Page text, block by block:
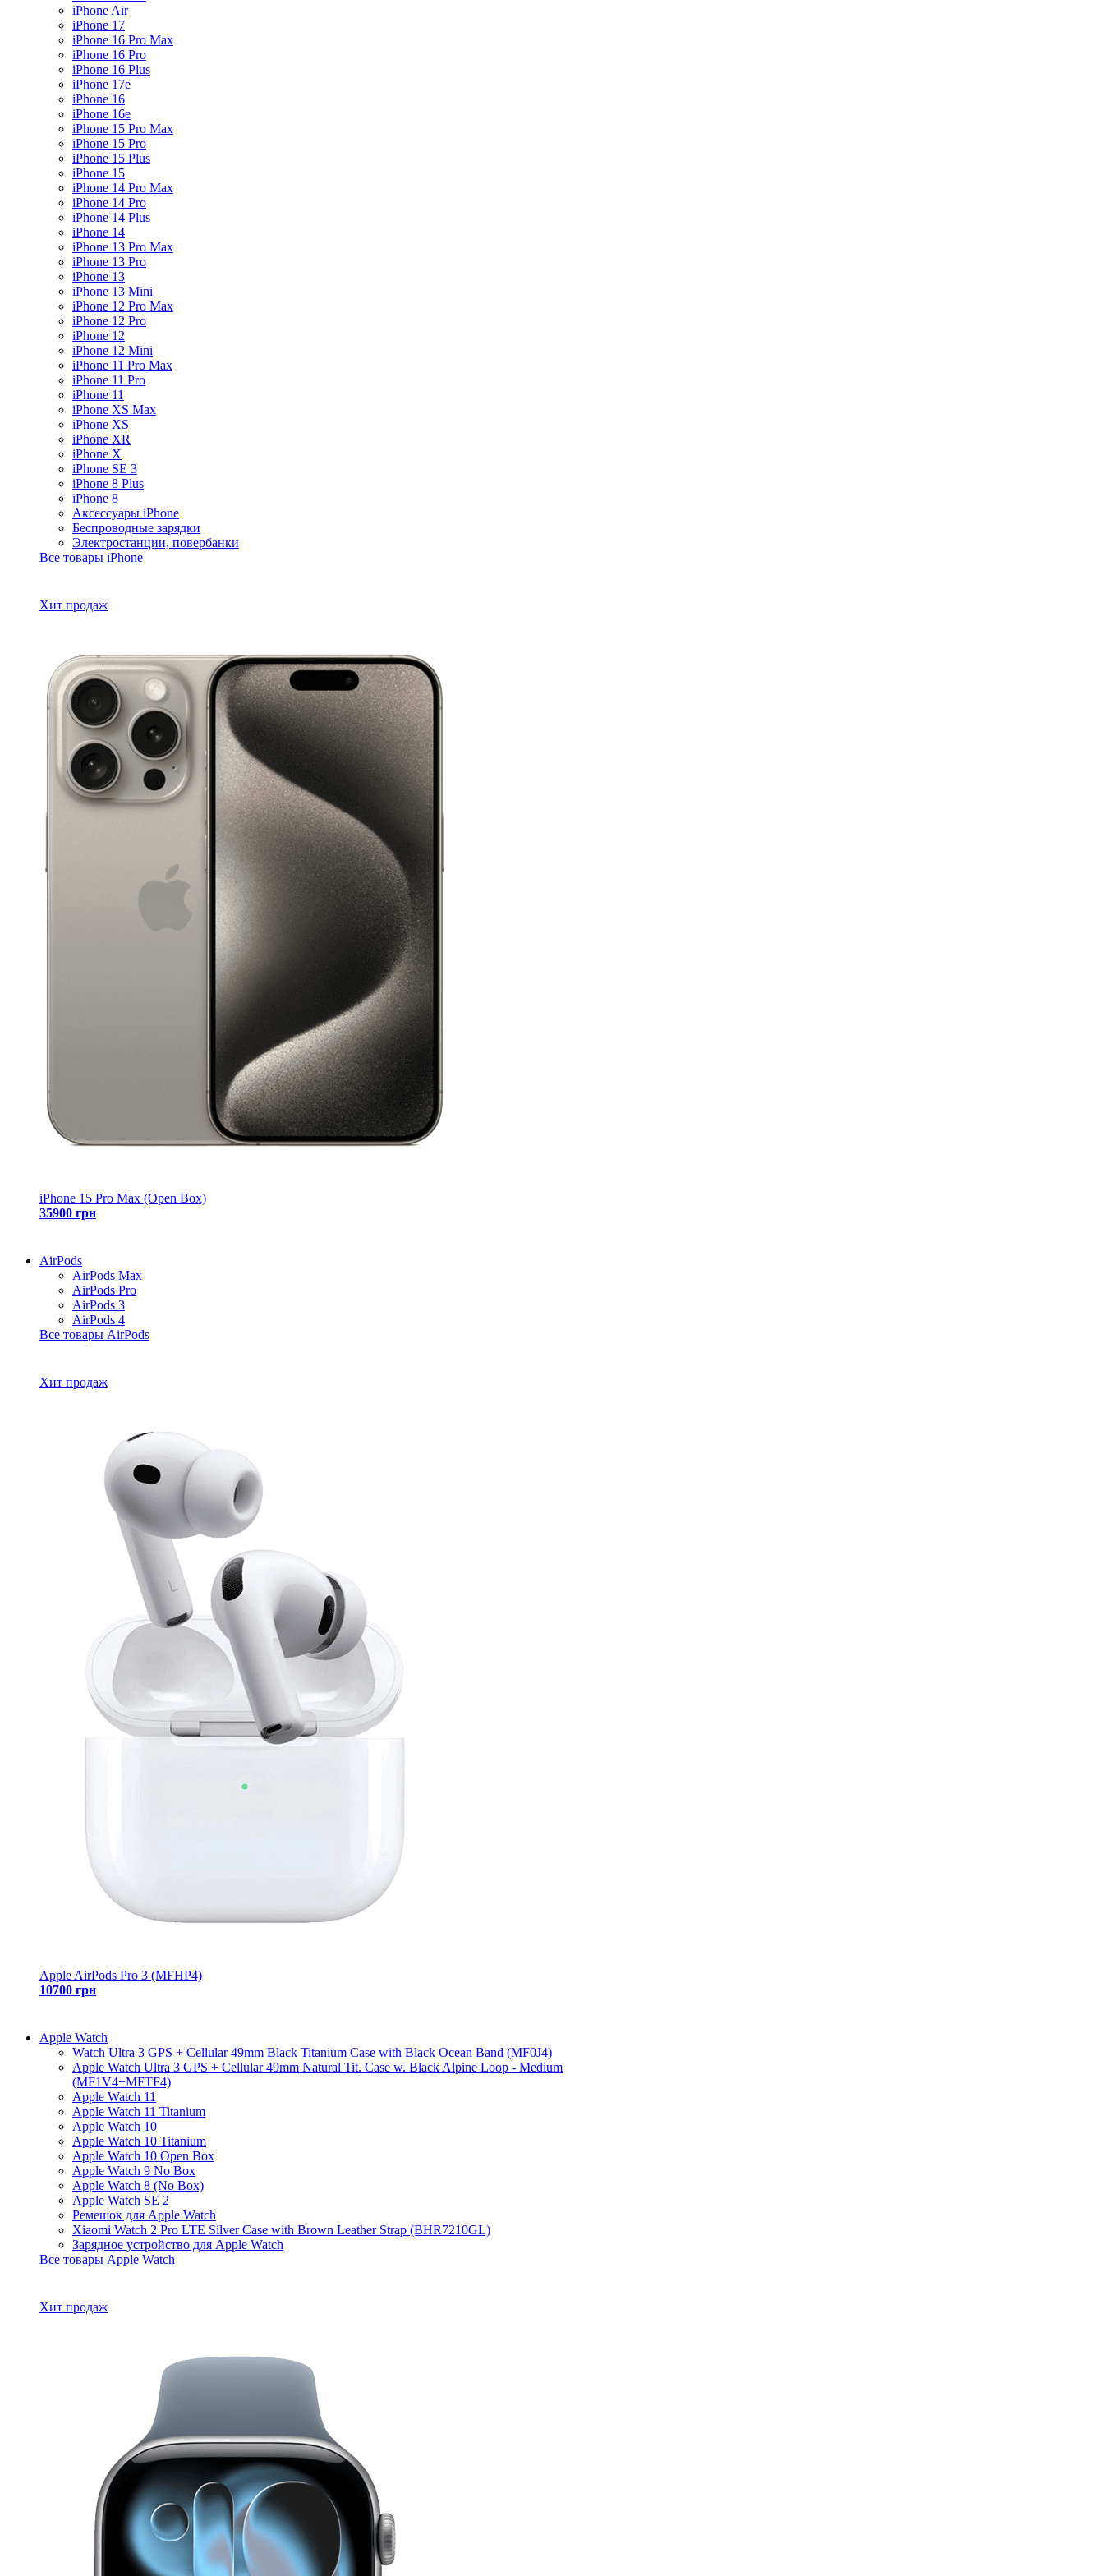
iPhone Air
iPhone 17
iPhone 16 Pro Max
iPhone 16 Pro
iPhone 16 Plus
iPhone 17e
iPhone 16
iPhone 16e
iPhone 15 Pro Max
iPhone 15 Pro
iPhone 15 Plus
iPhone 15
iPhone 14 Pro Max
iPhone 14 Pro
iPhone 14 Plus
iPhone 14
iPhone 13 Pro Max
iPhone 13 Pro
iPhone 13
iPhone 13 Mini
iPhone 12 Pro Max
iPhone 12 Pro
iPhone 12
iPhone 12 Mini
iPhone 11 Pro Max
iPhone 11 Pro
iPhone 11
iPhone XS Max
iPhone XS
iPhone XR
iPhone X
iPhone SE 3
iPhone 8 Plus
iPhone 8
Аксессуары iPhone
Беспроводные зарядки
Электростанции, повербанки
Все товары iPhone
Хит продаж
iPhone 15 Pro Max (Open Box)
35900 грн
AirPods
AirPods Max
AirPods Pro
AirPods 3
AirPods 4
Все товары AirPods
Хит продаж
Apple AirPods Pro 3 (MFHP4)
10700 грн
Apple Watch
Watch Ultra 3 GPS + Cellular 49mm Black Titanium Case with Black Ocean Band (MF0J4)
Apple Watch Ultra 3 GPS + Cellular 49mm Natural Tit. Case w. Black Alpine Loop - Medium
(MF1V4+MFTF4)
Apple Watch 11
Apple Watch 11 Titanium
Apple Watch 10
Apple Watch 10 Titanium
Apple Watch 10 Open Box
Apple Watch 9 No Box
Apple Watch 8 (No Box)
Apple Watch SE 2
Ремешок для Apple Watch
Xiaomi Watch 2 Pro LTE Silver Case with Brown Leather Strap (BHR7210GL)
Зарядное устройство для Apple Watch
Все товары Apple Watch
Хит продаж